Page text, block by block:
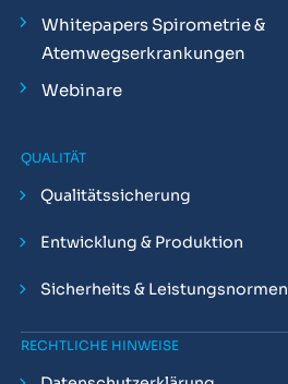
Whitepapers Spirometrie &
Atemwegserkrankungen
Webinare
QUALITÄT
Qualitätssicherung
Entwicklung & Produktion
Sicherheits & Leistungsnormen
RECHTLICHE HINWEISE